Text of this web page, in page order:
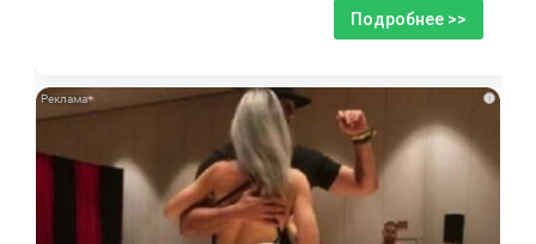
Подробнее >>
i